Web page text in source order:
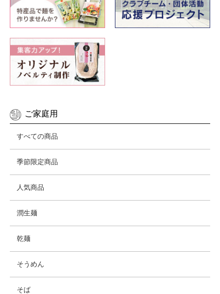
ご家庭用
すべての商品
季節限定商品
人気商品
潤生麺
乾麺
そうめん
そば